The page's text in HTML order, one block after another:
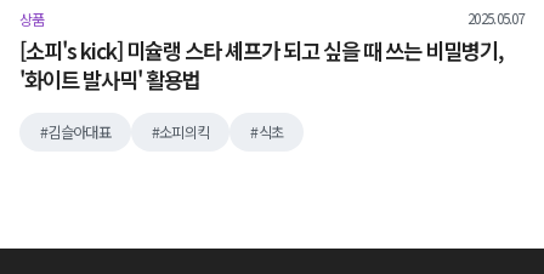
상품 2025.05.07
[소피's kick] 미슐랭 스타 셰프가 되고 싶을 때 쓰는 비밀병기,
'화이트 발사믹' 활용법
김슬아대표 소피의킥 식초